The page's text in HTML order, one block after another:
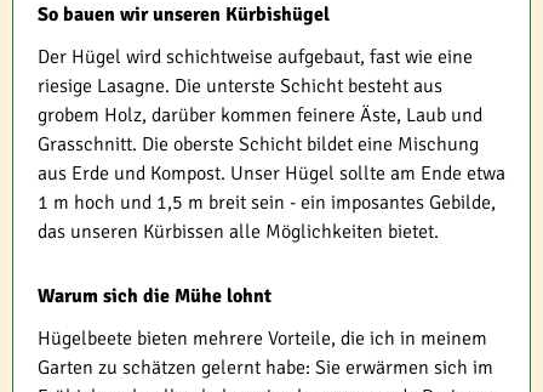
So bauen wir unseren Kürbishügel
Der Hügel wird schichtweise aufgebaut, fast wie eine
riesige Lasagne. Die unterste Schicht besteht aus
grobem Holz, darüber kommen feinere Äste, Laub und
Grasschnitt. Die oberste Schicht bildet eine Mischung
aus Erde und Kompost. Unser Hügel sollte am Ende etwa
1 m hoch und 1,5 m breit sein - ein imposantes Gebilde,
das unseren Kürbissen alle Möglichkeiten bietet.
Warum sich die Mühe lohnt
Hügelbeete bieten mehrere Vorteile, die ich in meinem
Garten zu schätzen gelernt habe: Sie erwärmen sich im